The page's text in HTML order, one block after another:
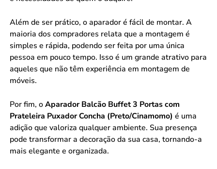
Além de ser prático, o aparador é fácil de montar. A
maioria dos compradores relata que a montagem é
simples e rápida, podendo ser feita por uma única
pessoa em pouco tempo. Isso é um grande atrativo para
aqueles que não têm experiência em montagem de
móveis.
Por fim, oAparador Balcão Buffet 3 Portas com
Prateleira Puxador Concha (Preto/Cinamomo) é uma
adição que valoriza qualquer ambiente. Sua presença
pode transformar a decoração da sua casa, tornando-a
mais elegante e organizada.